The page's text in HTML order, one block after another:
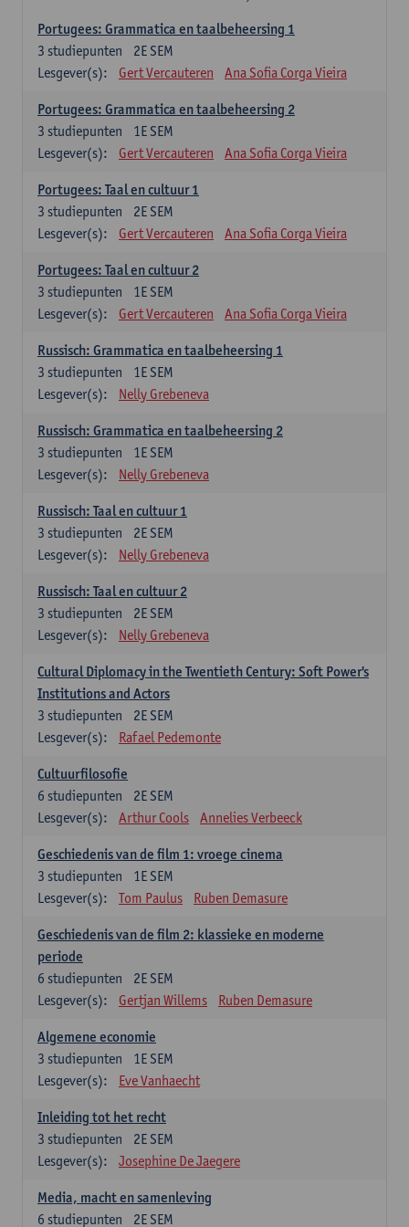
Portugees: Grammatica en taalbeheersing 1
2E SEM
3 studiepunten
Lesgever(s):
Gert Vercauteren Ana Sofia Corga Vieira
Portugees: Grammatica en taalbeheersing 2
1E SEM
3 studiepunten
Lesgever(s):
Gert Vercauteren Ana Sofia Corga Vieira
Portugees: Taal en cultuur 1
2E SEM
3 studiepunten
Lesgever(s):
Gert Vercauteren Ana Sofia Corga Vieira
Portugees: Taal en cultuur 2
1E SEM
3 studiepunten
Lesgever(s):
Gert Vercauteren Ana Sofia Corga Vieira
Russisch: Grammatica en taalbeheersing 1
1E SEM
3 studiepunten
Lesgever(s):
Nelly Grebeneva
Russisch: Grammatica en taalbeheersing 2
1E SEM
3 studiepunten
Lesgever(s):
Nelly Grebeneva
Russisch: Taal en cultuur 1
2E SEM
3 studiepunten
Lesgever(s):
Nelly Grebeneva
Russisch: Taal en cultuur 2
2E SEM
3 studiepunten
Lesgever(s):
Nelly Grebeneva
Cultural Diplomacy in the Twentieth Century: Soft Power's
Institutions and Actors
2E SEM
3 studiepunten
Lesgever(s):
Rafael Pedemonte
Cultuurfilosofie
2E SEM
6 studiepunten
Lesgever(s):
Arthur Cools Annelies Verbeeck
Geschiedenis van de film 1: vroege cinema
1E SEM
3 studiepunten
Lesgever(s):
Tom Paulus Ruben Demasure
Geschiedenis van de film 2: klassieke en moderne
periode
2E SEM
6 studiepunten
Lesgever(s):
Gertjan Willems Ruben Demasure
Algemene economie
1E SEM
3 studiepunten
Lesgever(s):
Eve Vanhaecht
Inleiding tot het recht
2E SEM
3 studiepunten
Lesgever(s):
Josephine De Jaegere
Media, macht en samenleving
2E SEM
6 studiepunten